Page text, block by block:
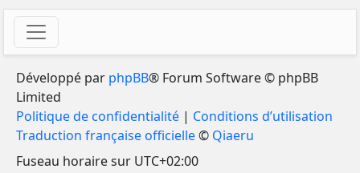
Développé par phpBB® Forum Software © phpBB
Limited
Politique de confidentialité | Conditions d’utilisation
Traduction française officielle© Qiaeru
Fuseau horaire sur UTC+02:00